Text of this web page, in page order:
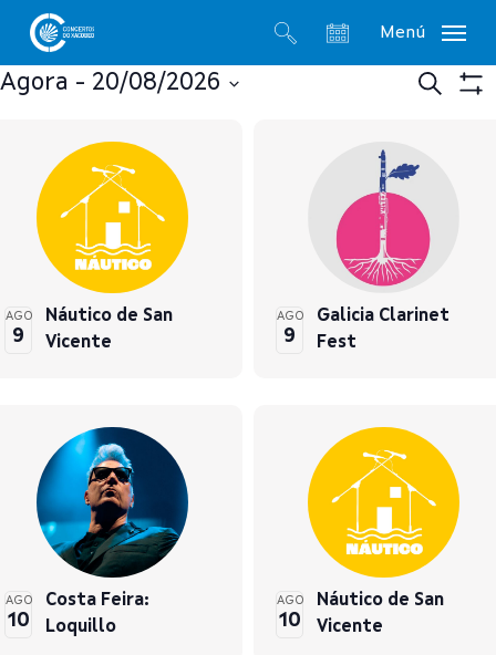
main
Menú
de
e
Procurar
Agora - 20/08/2026
List
of
events
in
View
AGO
9
Náutico de San
Vicente
AGO
9
Galicia Clarinet
Fest
AGO
10
Costa Feira:
Loquillo
AGO
10
Náutico de San
Vicente